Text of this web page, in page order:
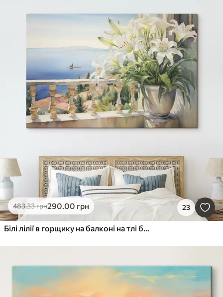
483.33грн290.00 грн 23
Білі лілії в горщику на балконі на тлі бухтової акварелі